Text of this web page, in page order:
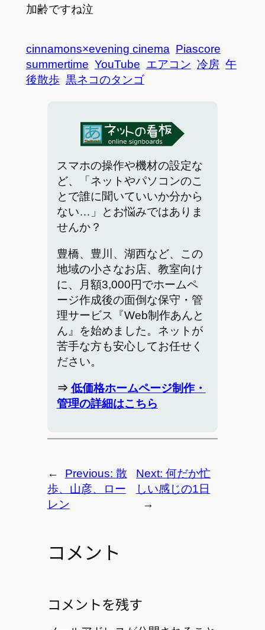
加齢ですね泣
cinnamons×evening cinema Piascore
summertime YouTube エアコン 冷房 午
後散歩 黒ネコのタンゴ
スマホの操作や機材の設定な
ど、「ネットやパソコンのこ
とで誰に聞いていいか分から
ない…」とお悩みではありま
せんか？
豊橋、豊川、湖西など、この
地域の小さなお店、教室向け
に、月額3,000円でホームペ
ージ作成後の面倒な保守・管
理サービス『Web制作あんと
ん』を始めました。ネットが
苦手な方も安心してお任せく
ださい。
⇒ 低価格ホームページ制作・
管理の詳細はこちら
← Previous: 散
歩、山彦、ロー
レン
Next:何だか忙
しい感じの1日
→
コメント
コメントを残す